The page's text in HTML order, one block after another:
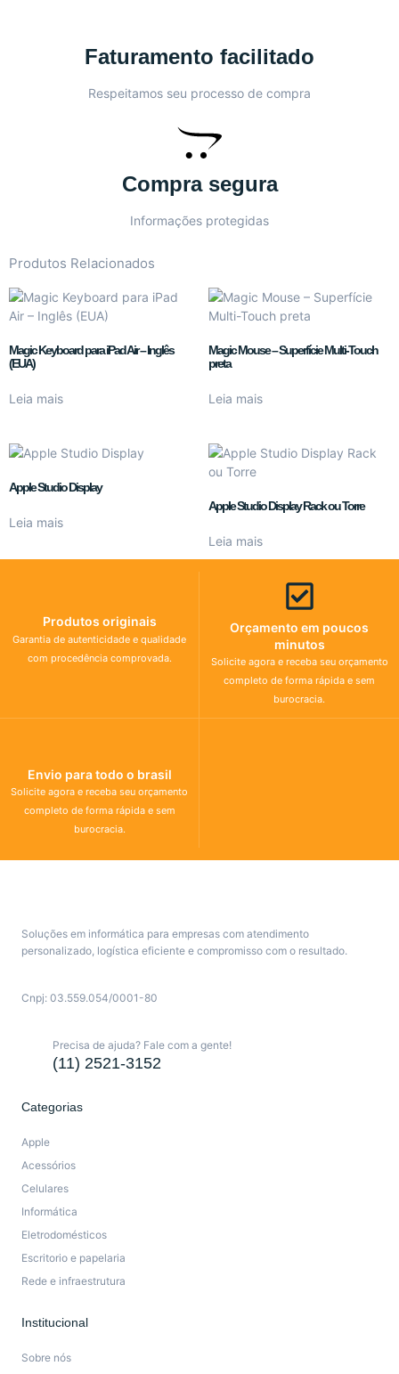
Faturamento facilitado
Respeitamos seu processo de compra
Compra segura
Informações protegidas
Produtos Relacionados
Magic Keyboard para iPad Air – Inglês
(EUA)
Leia mais
Magic Mouse – Superfície Multi-Touch
preta
Leia mais
Apple Studio Display
Leia mais
Apple Studio Display Rack ou Torre
Leia mais
Produtos originais
Garantia de autenticidade e qualidade
com procedência comprovada.
Orçamento em poucos
minutos
Solicite agora e receba seu orçamento
completo de forma rápida e sem
burocracia.
Envio para todo o brasil
Solicite agora e receba seu orçamento
completo de forma rápida e sem
burocracia.
Soluções em informática para empresas com atendimento
personalizado, logística eficiente e compromisso com o resultado.
Cnpj: 03.559.054/0001-80
Precisa de ajuda? Fale com a gente!
(11) 2521-3152
Categorias
Apple
Acessórios
Celulares
Informática
Eletrodomésticos
Escritorio e papelaria
Rede e infraestrutura
Institucional
Sobre nós